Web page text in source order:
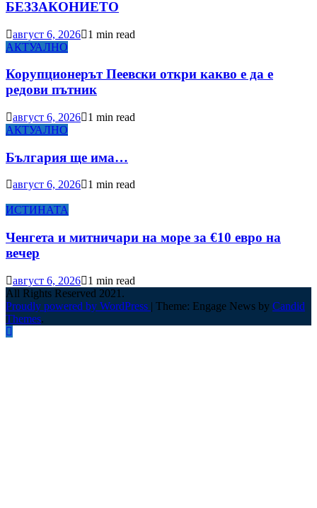
БЕЗЗАКОНИЕТО
август 6, 2026
1 min read
АКТУАЛНО
Корупционерът Пеевски откри какво е да е
редови пътник
август 6, 2026
1 min read
АКТУАЛНО
България ще има…
август 6, 2026 1 min read
ИСТИНАТА
Ченгета и митничари на море за €10 евро на
вечер
август 6, 2026
1 min read
All Rights Reserved 2021.
Proudly powered by WordPress | Theme: Engage News by Candid
Themes.